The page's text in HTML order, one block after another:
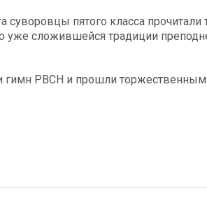
пятого класса прочитали
уже сложившейся традиции
гимн РВСН и прошли